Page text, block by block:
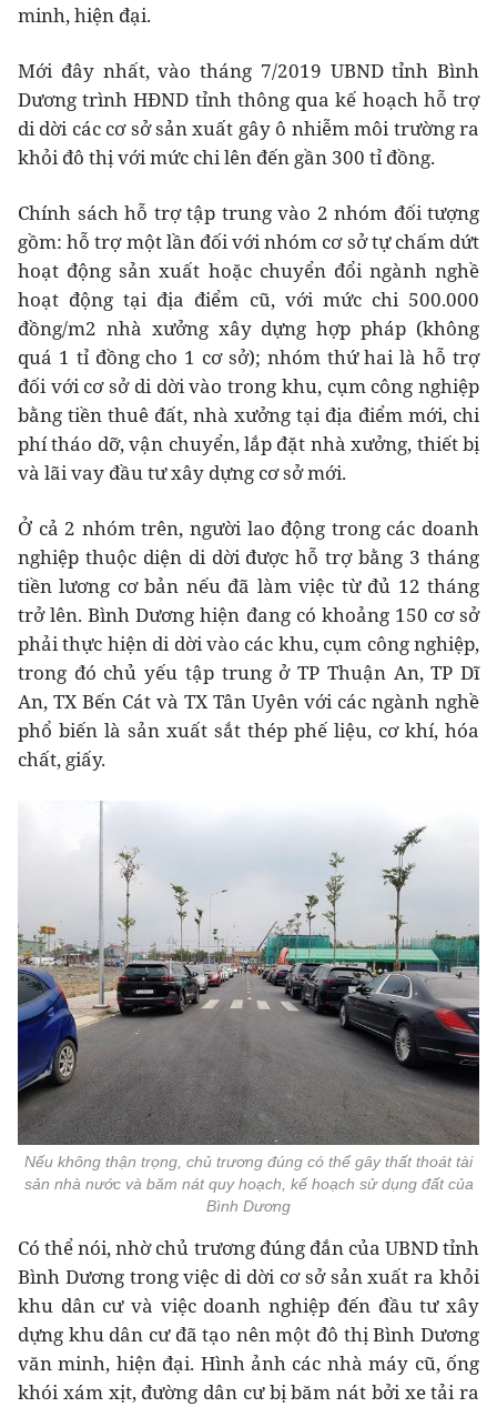
minh, hiện đại.
Mới đây nhất, vào tháng 7/2019 UBND tỉnh Bình
Dương trình HĐND tỉnh thông qua kế hoạch hỗ trợ
di dời các cơ sở sản xuất gây ô nhiễm môi trường ra
khỏi đô thị với mức chi lên đến gần 300 tỉ đồng.
Chính sách hỗ trợ tập trung vào 2 nhóm đối tượng
gồm: hỗ trợ một lần đối với nhóm cơ sở tự chấm dứt
hoạt động sản xuất hoặc chuyển đổi ngành nghề
hoạt động tại địa điểm cũ, với mức chi 500.000
đồng/m2 nhà xưởng xây dựng hợp pháp (không
quá 1 tỉ đồng cho 1 cơ sở); nhóm thứ hai là hỗ trợ
đối với cơ sở di dời vào trong khu, cụm công nghiệp
bằng tiền thuê đất, nhà xưởng tại địa điểm mới, chi
phí tháo dỡ, vận chuyển, lắp đặt nhà xưởng, thiết bị
và lãi vay đầu tư xây dựng cơ sở mới.
Ở cả 2 nhóm trên, người lao động trong các doanh
nghiệp thuộc diện di dời được hỗ trợ bằng 3 tháng
tiền lương cơ bản nếu đã làm việc từ đủ 12 tháng
trở lên. Bình Dương hiện đang có khoảng 150 cơ sở
phải thực hiện di dời vào các khu, cụm công nghiệp,
trong đó chủ yếu tập trung ở TP Thuận An, TP Dĩ
An, TX Bến Cát và TX Tân Uyên với các ngành nghề
phổ biến là sản xuất sắt thép phế liệu, cơ khí, hóa
chất, giấy.
Nếu không thận trọng, chủ trương đúng có thể gây thất thoát tài
sản nhà nước và băm nát quy hoạch, kế hoạch sử dụng đất của
Bình Dương
Có thể nói, nhờ chủ trương đúng đắn của UBND tỉnh
Bình Dương trong việc di dời cơ sở sản xuất ra khỏi
khu dân cư và việc doanh nghiệp đến đầu tư xây
dựng khu dân cư đã tạo nên một đô thị Bình Dương
văn minh, hiện đại. Hình ảnh các nhà máy cũ, ống
khói xám xịt, đường dân cư bị băm nát bởi xe tải ra